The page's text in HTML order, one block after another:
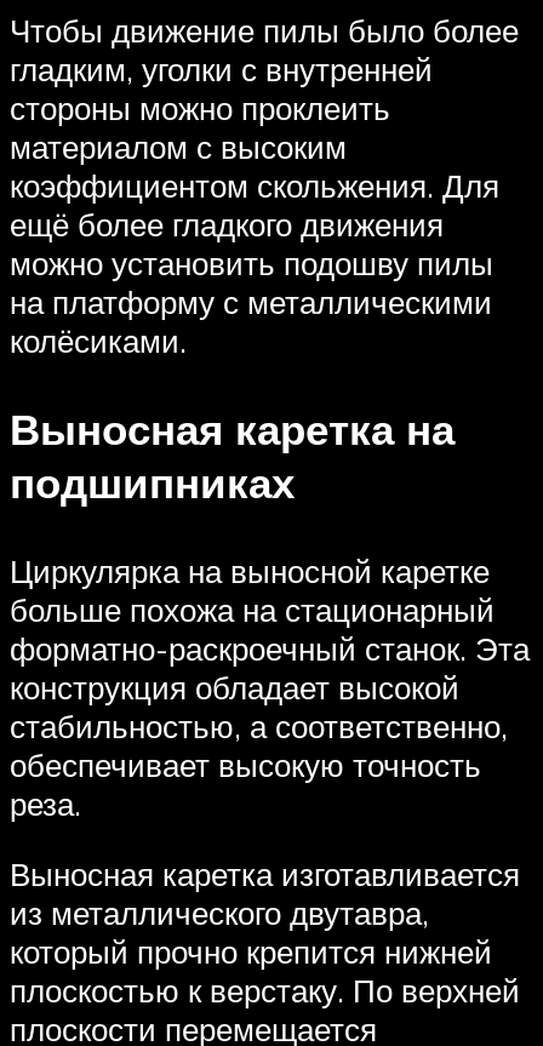
Чтобы движение пилы было более
гладким, уголки с внутренней
стороны можно проклеить
материалом с высоким
коэффициентом скольжения. Для
ещё более гладкого движения
можно установить подошву пилы
на платформу с металлическими
колёсиками.
Выносная каретка на
подшипниках
Циркулярка на выносной каретке
больше похожа на стационарный
форматно-раскроечный станок. Эта
конструкция обладает высокой
стабильностью, а соответственно,
обеспечивает высокую точность
реза.
Выносная каретка изготавливается
из металлического двутавра,
который прочно крепится нижней
плоскостью к верстаку. По верхней
плоскости перемещается